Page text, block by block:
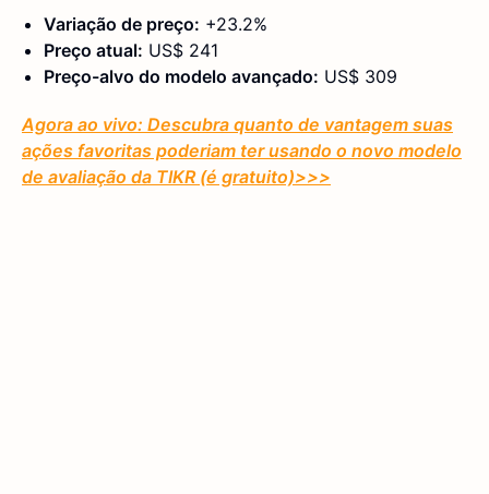
Variação de preço: +23.2%
Preço atual: US$ 241
Preço-alvo do modelo avançado: US$ 309
Agora ao vivo: Descubra quanto de vantagem suas
ações favoritas poderiam ter usando o novo modelo
de avaliação da TIKR (é gratuito)>>>